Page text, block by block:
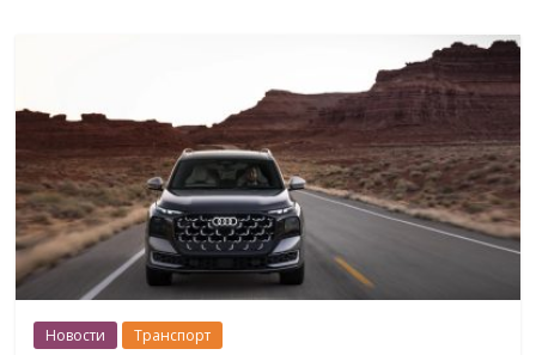
Новости Транспорт